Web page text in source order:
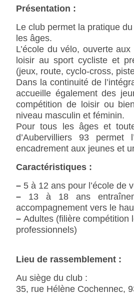
Présentation :
Le club permet la pratique
les âges.
L’école du vélo, ouverte
loisir au sport cycliste et
(jeux, route, cyclo-cross,
Dans la continuité de
accueille également des
compétition de loisir ou
niveau masculin et féminin.
Pour tous les âges et
d’Aubervilliers 93
encadrement aux jeunes et
Caractéristiques :
– 5 à 12 ans pour l’école de
– 13 à 18 ans
accompagnement vers le
– Adultes (filière compétition
professionnels)
Lieu de rassemblement :
Au siège du club :
35, rue Hélène Cochennec,